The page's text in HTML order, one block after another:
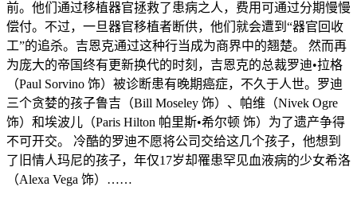
前。他们通过移植器官拯救了患病之人，费用可通过分期慢慢
偿付。不过，一旦器官移植者断供，他们就会遭到“器官回收
工”的追杀。吉恩克通过这种行当成为商界中的翘楚。 然而再
为庞大的帝国终有更新换代的时刻，吉恩克的总裁罗迪•拉格
（Paul Sorvino 饰）被诊断患有晚期癌症，不久于人世。罗迪
三个贪婪的孩子鲁吉（Bill Moseley 饰）、帕维（Nivek Ogre
饰）和埃波儿（Paris Hilton 帕里斯•希尔顿 饰）为了遗产争得
不可开交。 冷酷的罗迪不愿将公司交给这几个孩子，他想到
了旧情人玛尼的孩子，年仅17岁却罹患罕见血液病的少女希洛
（Alexa Vega 饰）……